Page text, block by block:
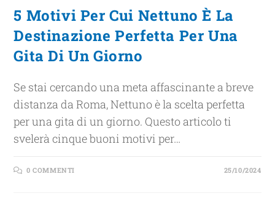
5 Motivi Per Cui Nettuno È La
Destinazione Perfetta Per Una
Gita Di Un Giorno
Se stai cercando una meta affascinante a breve
distanza da Roma, Nettuno è la scelta perfetta
per una gita di un giorno. Questo articolo ti
svelerà cinque buoni motivi per…
0 COMMENTI 25/10/2024